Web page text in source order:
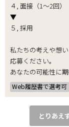
４, 面接（1～2回）
▼
５, 採用
私たちの考えや想
応募ください。
あなたの可能性に
Web履歴書で選考可
とりあえ